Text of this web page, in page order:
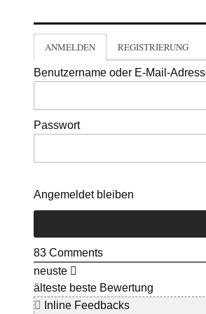
ANMELDEN REGISTRIERUNG
Benutzername oder E-Mail-
Passwort
Angemeldet bleiben
83 Comments
neuste
älteste beste Bewertung
Inline Feedbacks